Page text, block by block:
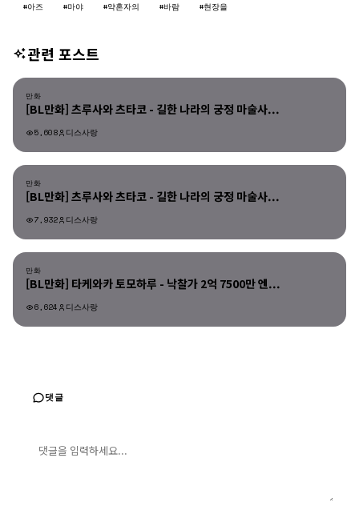
#아즈
#마야 #약혼자의 #바람 #현장을
관련 포스트
만화
만화
[BL만화] 츠루사와 츠타코 - 길한 나라의 궁정 마술사...
5,608 디스사랑
만화
만화
[BL만화] 츠루사와 츠타코 - 길한 나라의 궁정 마술사...
7,932 디스사랑
만화
만화
[BL만화] 타케와카 토모하루 - 낙찰가 2억 7500만 엔...
6,624 디스사랑
댓글